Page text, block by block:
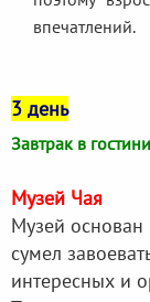
впечатлений.
3 день
Завтрак в
Музей Чая
Музей основан
сумел
интересных и